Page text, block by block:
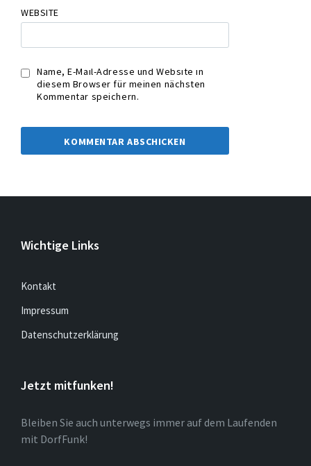
WEBSITE
Name, E-Mail-Adresse und Website in
diesem Browser für meinen nächsten
Kommentar speichern.
Wichtige Links
Kontakt
Impressum
Datenschutzerklärung
Jetzt mitfunken!
Bleiben Sie auch unterwegs immer auf dem Laufenden
mit DorfFunk!